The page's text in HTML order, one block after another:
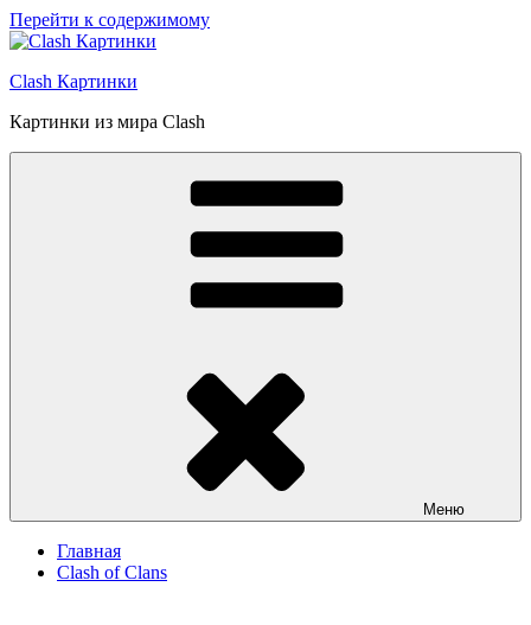
Перейти к содержимому
Clash Картинки
Картинки из мира Clash
Меню
Главная
Clash of Clans